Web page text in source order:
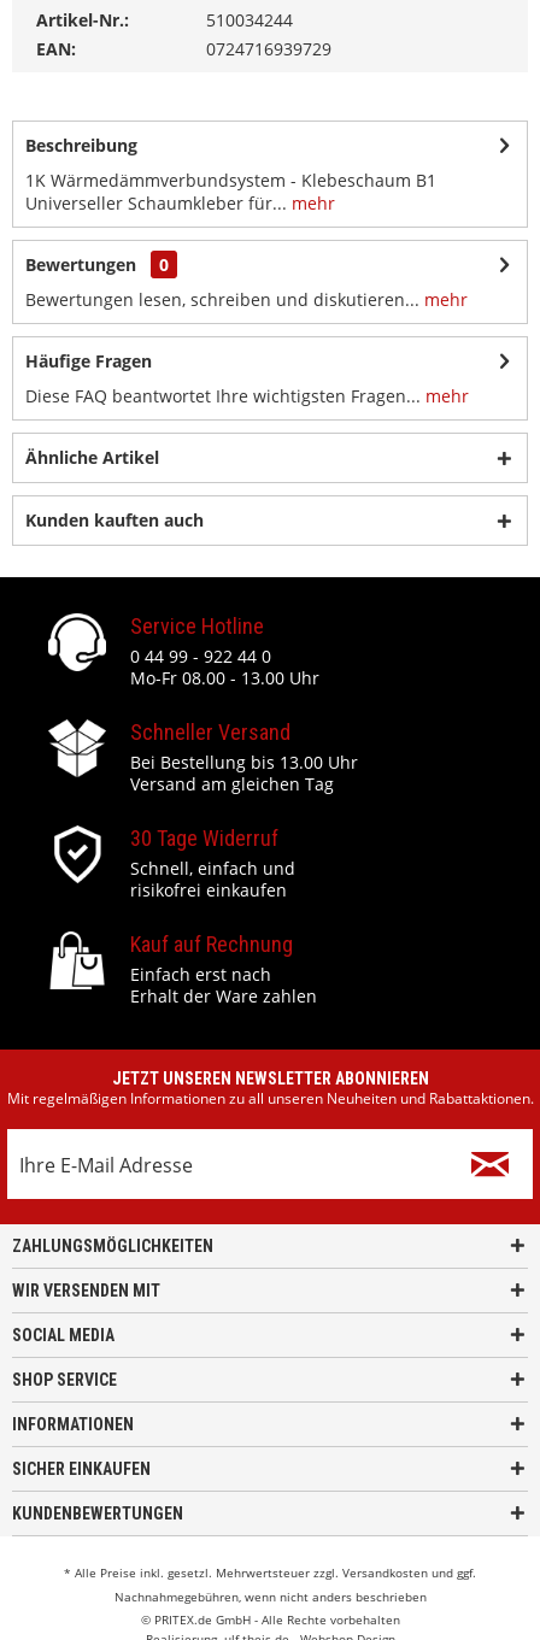
Artikel-Nr.:
510034244
EAN:
0724716939729
Beschreibung
1K Wärmedämmverbundsystem - Klebeschaum B1
Universeller Schaumkleber für... mehr
Bewertungen
0
Bewertungen lesen, schreiben und diskutieren... mehr
Häufige Fragen
Diese FAQ beantwortet Ihre wichtigsten Fragen... mehr
Ähnliche Artikel
Kunden kauften auch
Service Hotline
0 44 99 - 922 44 0
Mo-Fr 08.00 - 13.00 Uhr
Schneller Versand
Bei Bestellung bis 13.00 Uhr
Versand am gleichen Tag
30 Tage Widerruf
Schnell, einfach und
risikofrei einkaufen
Kauf auf Rechnung
Einfach erst nach
Erhalt der Ware zahlen
JETZT UNSEREN NEWSLETTER ABONNIEREN
Mit regelmäßigen Informationen zu all unseren Neuheiten und Rabattaktionen.
ZAHLUNGSMÖGLICHKEITEN
WIR VERSENDEN MIT
SOCIAL MEDIA
SHOP SERVICE
INFORMATIONEN
SICHER EINKAUFEN
KUNDENBEWERTUNGEN
* Alle Preise inkl. gesetzl. Mehrwertsteuer zzgl. Versandkosten und ggf.
Nachnahmegebühren, wenn nicht anders beschrieben
© PRITEX.de GmbH - Alle Rechte vorbehalten